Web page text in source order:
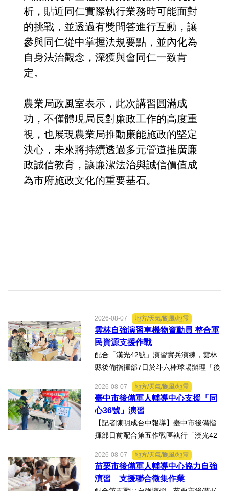
好人好事/人物介紹
析，貼近同仁實際執行業務時可能面對
的挑戰，並透過有獎問答進行互動，讓
參與同仁從中掌握法規要點，並內化為
自身法治觀念，深獲與會同仁一致肯
定。
農業局政風室表示，此次講習圓滿成
功，不僅體現局長對廉政工作的高度重
視，也展現農業局推動廉能施政的堅定
決心，未來將持續透過多元管道推廣廉
政誠信教育，讓廉潔法治與誠信價值成
為市府施政文化的重要基石。
2026-08-07 地方/天氣/颱風/地震
雲林自強演習車機物資動員 整合軍
民資源支援作戰
配合「漢光42號」演習實兵演練，雲林
縣後備指揮部7日於斗六棒球場辦理「後
備部隊車機及物資動員暨軍事運輸及物
資接收作業－自強演習」。【記者陳明
成台中報導】配合「漢光42號」演習實
兵演練，雲林縣後備指揮...
2026-08-07 地方/天氣/颱風/地震
臺中市後備軍人輔導中心支援「同
心36號」演習
【記者陳明成台中報導】臺中市後備指
揮部日前配合第五作戰區執行「漢光42
號演習」協力部隊，實施「同心36號」
教育召集作業，臺中市外埔區、清水
區、大安區等後備軍人輔導中心全力投
入支援任務，設置服務台協助...
2026-08-07 地方/天氣/颱風/地震
苗栗市後備軍人輔導中心協力自強
演習 支援聯合徵集作業